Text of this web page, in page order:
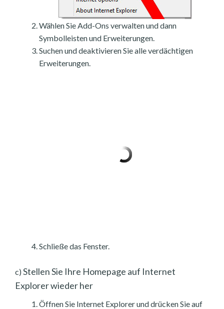
Wählen Sie Add-Ons verwalten und dann
Symbolleisten und Erweiterungen.
Suchen und deaktivieren Sie alle verdächtigen
Erweiterungen.
Schließe das Fenster.
c) Stellen Sie Ihre Homepage auf Internet
Explorer wieder her
Öffnen Sie Internet Explorer und drücken Sie auf